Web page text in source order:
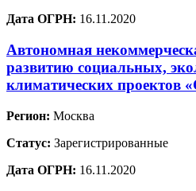
Дата ОГРН: 16.11.2020
Автономная
развитию социальных,
климатических проектов
Регион: Москва
Статус: Зарегистрированные
Дата ОГРН: 16.11.2020